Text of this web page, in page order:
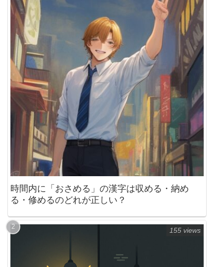
時間内に「おさめる」の漢字は収める・納め
る・修めるのどれが正しい？
155 views